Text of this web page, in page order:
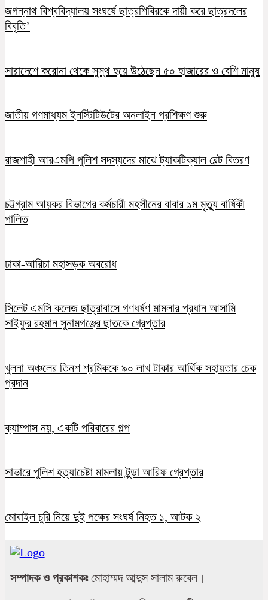
জগন্নাথ বিশ্ববিদ্যালয় সংঘর্ষে ছাত্রশিবিরকে দায়ী করে ছাত্রদলের
বিবৃতি’
সারাদেশে করোনা থেকে সুস্থ হয়ে উঠেছেন ৫০ হাজারের ও বেশি মানুষ
জাতীয় গণমাধ্যম ইনস্টিটিউটের অনলাইন প্রশিক্ষণ শুরু
রাজশাহী আরএমপি পুলিশ সদস্যদের মাঝে ট্যাকটিক্যাল বেল্ট বিতরণ
চট্টগ্রাম আয়কর বিভাগের কর্মচারী মহসীনের বাবার ১ম মৃত্যু বার্ষিকী
পালিত
ঢাকা-আরিচা মহাসড়ক অবরোধ
সিলেট এমসি কলেজ ছাত্রাবাসে গণধর্ষণ মামলার প্রধান আসামি
সাইফুর রহমান সুনামগঞ্জের ছাতকে গ্রেপ্তার
খুলনা অঞ্চলের তিনশ শ্রমিককে ৯০ লাখ টাকার আর্থিক সহায়তার চেক
প্রদান
ক্যাম্পাস নয়, একটি পরিবারের গল্প
সাভারে পুলিশ হত্যাচেষ্টা মামলায় টুন্ডা আরিফ গ্রেপ্তার
মোবাইল চুরি নিয়ে দুই পক্ষের সংঘর্ষ নিহত ১, আটক ২
সম্পাদক ও প্রকাশকঃমোহাম্মদ আব্দুস সালাম রুবেল।